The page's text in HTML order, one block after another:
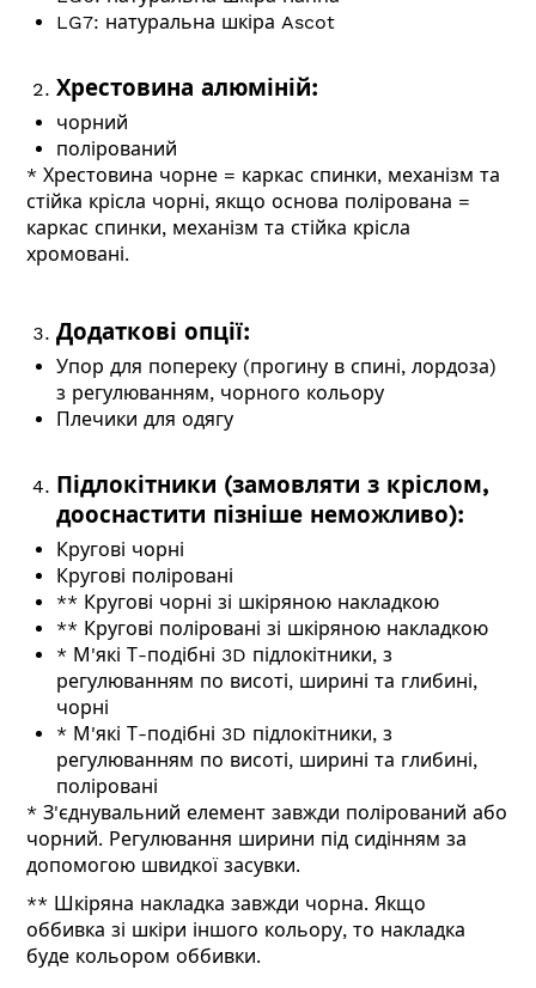
LG7: натуральна шкіра Ascot
Хрестовина алюміній:
чорний
полірований
* Хрестовина чорне = каркас спинки, механізм та
стійка крісла чорні, якщо основа полірована =
каркас спинки, механізм та стійка крісла
хромовані.
Додаткові опції:
Упор для попереку (прогину в спині, лордоза)
з регулюванням, чорного кольору
Плечики для одягу
Підлокітники (замовляти з кріслом,
дооснастити пізніше неможливо):
Кругові чорні
Кругові поліровані
** Кругові чорні зі шкіряною накладкою
** Кругові поліровані зі шкіряною накладкою
* М'які Т-подібні 3D підлокітники, з
регулюванням по висоті, ширині та глибині,
чорні
* М'які Т-подібні 3D підлокітники, з
регулюванням по висоті, ширині та глибині,
поліровані
* З'єднувальний елемент завжди полірований або
чорний. Регулювання ширини під сидінням за
допомогою швидкої засувки.
** Шкіряна накладка завжди чорна. Якщо
оббивка зі шкіри іншого кольору, то накладка
буде кольором оббивки.